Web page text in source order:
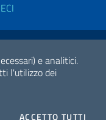
e analitici.
l'utilizzo dei
COOKIESACCETTO TUTTI